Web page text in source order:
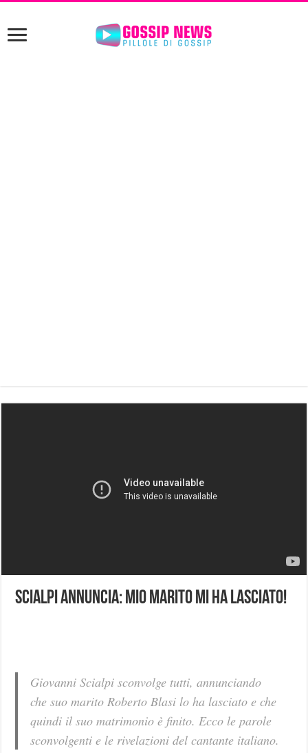
Scialpi annuncia: mio marito mi ha lasciato!
Giovanni Scialpi sconvolge tutti, annunciando
che suo marito Roberto Blasi lo ha lasciato e che
quindi il suo matrimonio è finito. Ecco le parole
sconvolgenti e le rivelazioni del cantante italiano.